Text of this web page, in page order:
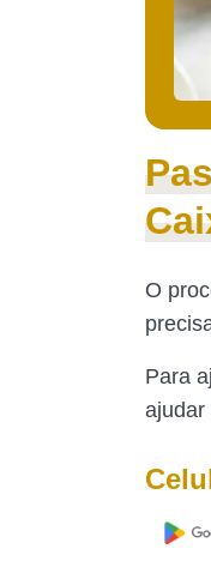
O
Para
ajudar